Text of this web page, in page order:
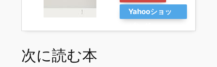
Yahooショッ
次に読む本